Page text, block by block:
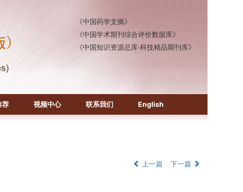
荐 视频中心 联系我们 English
上一篇 下一篇